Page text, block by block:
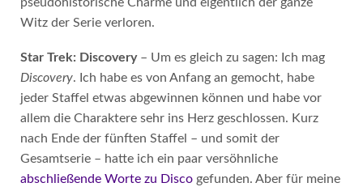
pseudohistorische Charme und eigentlich der ganze
Witz der Serie verloren.
Star Trek: Discovery– Um es gleich zu sagen: Ich mag
Discovery. Ich habe es von Anfang an gemocht, habe
jeder Staffel etwas abgewinnen können und habe vor
allem die Charaktere sehr ins Herz geschlossen. Kurz
nach Ende der fünften Staffel – und somit der
Gesamtserie – hatte ich ein paar versöhnliche
abschließende Worte zu Discogefunden. Aber für meine